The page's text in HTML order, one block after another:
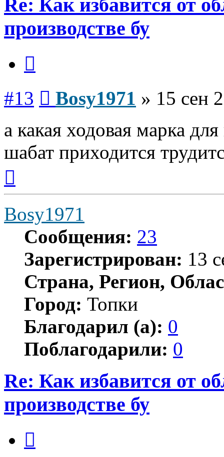
Re: Как избавится от
производстве бу
#13 Bosy1971 » 15 сен
а какая ходовая марка
шабат приходится
началу
Bosy1971
Сообщения: 23
Зарегистрирован: 13
Страна, Регион,
Город: Топки
Благодарил (а): 0
Поблагодарили: 0
Re: Как избавится от
производстве бу